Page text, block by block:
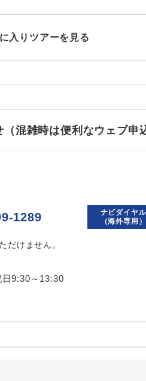
入りツアーを見る
混雑時は便利なウェブ申
1289
ナビダイヤル
（海外専用）
だけません。
9:30～13:30
利用航空会社が指定なので